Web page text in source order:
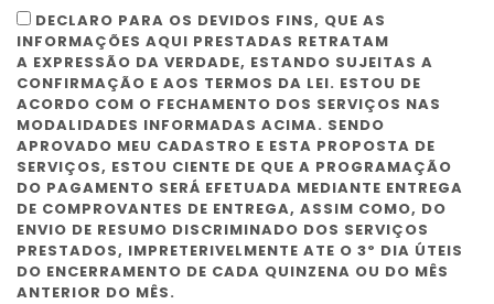
DECLARO PARA OS DEVIDOS FINS, QUE AS
INFORMAÇÕES AQUI PRESTADAS RETRATAM
A EXPRESSÃO DA VERDADE, ESTANDO SUJEITAS A
CONFIRMAÇÃO E AOS TERMOS DA LEI. ESTOU DE
ACORDO COM O FECHAMENTO DOS SERVIÇOS NAS
MODALIDADES INFORMADAS ACIMA. SENDO
APROVADO MEU CADASTRO E ESTA PROPOSTA DE
SERVIÇOS, ESTOU CIENTE DE QUE A PROGRAMAÇÃO
DO PAGAMENTO SERÁ EFETUADA MEDIANTE ENTREGA
DE COMPROVANTES DE ENTREGA, ASSIM COMO, DO
ENVIO DE RESUMO DISCRIMINADO DOS SERVIÇOS
PRESTADOS, IMPRETERIVELMENTE ATE O 3º DIA ÚTEIS
DO ENCERRAMENTO DE CADA QUINZENA OU DO MÊS
ANTERIOR DO MÊS.